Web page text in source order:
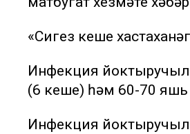
«Сигез кеше
Инфекция
(6 кеше) һәм 60-70
Инфекция